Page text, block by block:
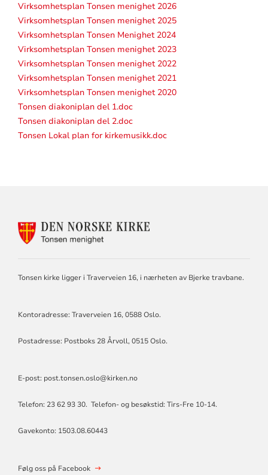
Virksomhetsplan Tonsen menighet 2026
Virksomhetsplan Tonsen menighet 2025
Virksomhetsplan Tonsen Menighet 2024
Virksomhetsplan Tonsen menighet 2023
Virksomhetsplan Tonsen menighet 2022
Virksomhetsplan Tonsen menighet 2021
Virksomhetsplan Tonsen menighet 2020
Tonsen diakoniplan del 1.doc
Tonsen diakoniplan del 2.doc
Tonsen Lokal plan for kirkemusikk.doc
KONTAKTINFORMASJON
Tonsen kirke ligger i Traverveien 16, i nærheten av Bjerke travbane.
Kontoradresse: Traverveien 16, 0588 Oslo.
Postadresse: Postboks 28 Årvoll, 0515 Oslo.
E-post: post.tonsen.oslo@kirken.no
Telefon: 23 62 93 30. Telefon- og besøkstid: Tirs-Fre 10-14.
Gavekonto: 1503.08.60443
Følg oss på Facebook